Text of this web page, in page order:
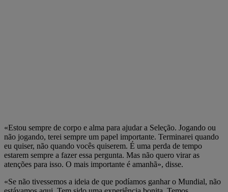
«Estou sempre de corpo e alma para ajudar a Seleção. Jogando ou
não jogando, terei sempre um papel importante. Terminarei quando
eu quiser, não quando vocês quiserem. É uma perda de tempo
estarem sempre a fazer essa pergunta. Mas não quero virar as
atenções para isso. O mais importante é amanhã», disse.
«Se não tivessemos a ideia de que podíamos ganhar o Mundial, não